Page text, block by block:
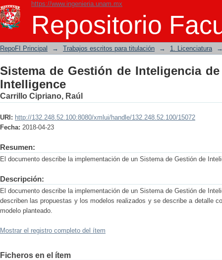
https://www.ingenieria.unam.mx
Repositorio
Sistema de Gestión de Inteligencia
RepoFI Principal → Trabajos escritos para titulación → 1. Licenciatura
Sistema de Gestión de Inteligencia
Intelligence
Carrillo Cipriano, Raúl
URI: http://132.248.52.100:8080/xmlui/handle/132.248.52.100/15072
Fecha: 2018-04-23
Resumen:
El documento describe la implementación de un Sistema de Gestión de
Descripción:
El documento describe la implementación de un Sistema de Gestión de
describen las propuestas y los modelos realizados y se describe a detalle
modelo planteado.
Mostrar el registro completo del ítem
Ficheros en el ítem